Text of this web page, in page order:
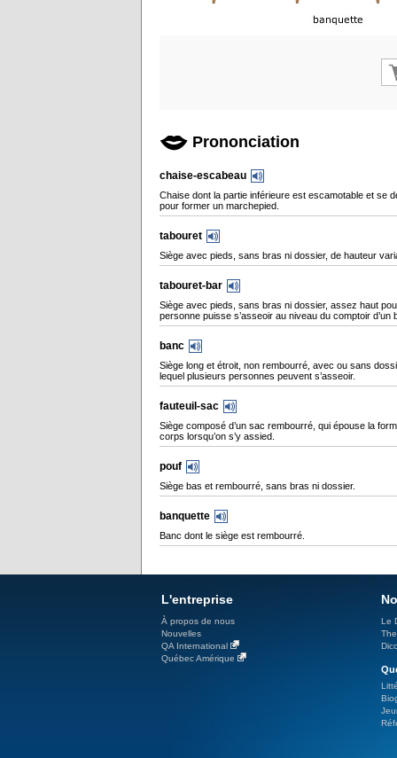
Prononciation
chaise-escabeau
Chaise dont la partie inférieure est escamotable et se
pour former un marchepied.
tabouret
Siège avec pieds, sans bras ni dossier, de hauteur
tabouret-bar
Siège avec pieds, sans bras ni dossier, assez haut
personne puisse s’asseoir au niveau du comptoir d’un
banc
Siège long et étroit, non rembourré, avec ou sans
lequel plusieurs personnes peuvent s’asseoir.
fauteuil-sac
Siège composé d’un sac rembourré, qui épouse la
corps lorsqu’on s’y assied.
pouf
Siège bas et rembourré, sans bras ni dossier.
banquette
Banc dont le siège est rembourré.
L'entreprise
À propos de nous
Nouvelles
QA International
Québec Amérique
Le